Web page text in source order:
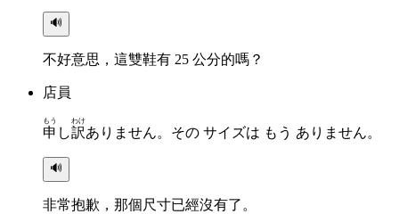
🔊
不好意思，這雙鞋有 25 公分的嗎？
店員
申
もう
し訳
わけ
ありません。その サイズは もう ありません。
🔊
非常抱歉，那個尺寸已經沒有了。